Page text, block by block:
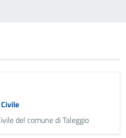
del comune di Taleggio